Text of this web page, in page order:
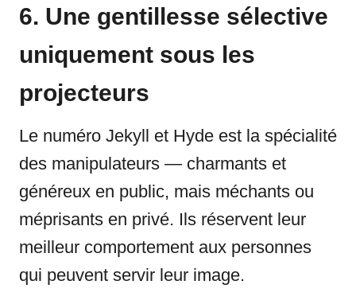
6. Une gentillesse sélective
uniquement sous les
projecteurs
Le numéro Jekyll et Hyde est la spécialité
des manipulateurs — charmants et
généreux en public, mais méchants ou
méprisants en privé. Ils réservent leur
meilleur comportement aux personnes
qui peuvent servir leur image.